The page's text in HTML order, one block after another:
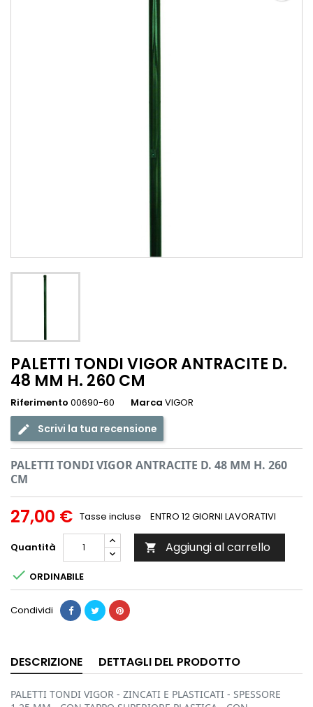
PALETTI TONDI VIGOR ANTRACITE D.
48 MM H. 260 CM
Riferimento 00690-60 Marca VIGOR
Scrivi la tua recensione
PALETTI TONDI VIGOR ANTRACITE D. 48 MM H. 260
CM
27,00 € Tasse incluse ENTRO 12 GIORNI LAVORATIVI
Quantità  Aggiungi al carrello
 ORDINABILE
Condividi
DESCRIZIONE DETTAGLI DEL PRODOTTO
PALETTI TONDI VIGOR - ZINCATI E PLASTICATI - SPESSORE